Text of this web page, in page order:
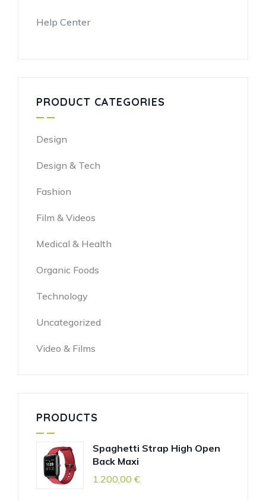
Help Center
PRODUCT CATEGORIES
Design
Design & Tech
Fashion
Film & Videos
Medical & Health
Organic Foods
Technology
Uncategorized
Video & Films
PRODUCTS
Spaghetti Strap High Open
Back Maxi
1.200,00 €